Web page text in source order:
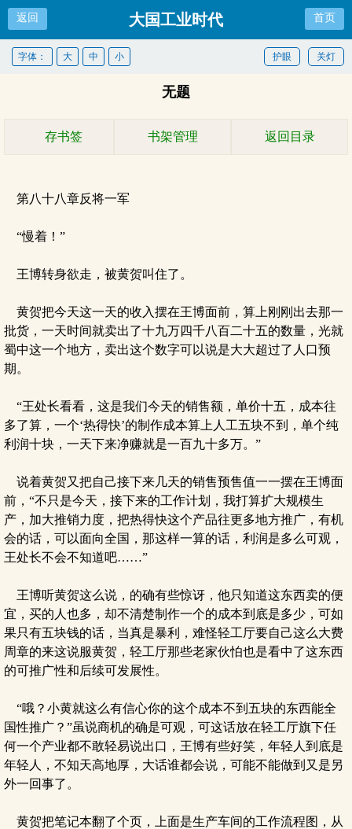
返回 大国工业时代 首页
关灯
护眼
字体： 大 中 小
无题
存书签 书架管理 返回目录
第八十八章反将一军
“慢着！”
王博转身欲走，被黄贺叫住了。
黄贺把今天这一天的收入摆在王博面前，算上刚刚出去那一
批货，一天时间就卖出了十九万四千八百二十五的数量，光就
蜀中这一个地方，卖出这个数字可以说是大大超过了人口预
期。
“王处长看看，这是我们今天的销售额，单价十五，成本往
多了算，一个‘热得快’的制作成本算上人工五块不到，单个纯
利润十块，一天下来净赚就是一百九十多万。”
说着黄贺又把自己接下来几天的销售预售值一一摆在王博面
前，“不只是今天，接下来的工作计划，我打算扩大规模生
产，加大推销力度，把热得快这个产品往更多地方推广，有机
会的话，可以面向全国，那这样一算的话，利润是多么可观，
王处长不会不知道吧……”
王博听黄贺这么说，的确有些惊讶，他只知道这东西卖的便
宜，买的人也多，却不清楚制作一个的成本到底是多少，可如
果只有五块钱的话，当真是暴利，难怪轻工厅要自己这么大费
周章的来这说服黄贺，轻工厅那些老家伙怕也是看中了这东西
的可推广性和后续可发展性。
“哦？小黄就这么有信心你的这个成本不到五块的东西能全
国性推广？”虽说商机的确是可观，可这话放在轻工厅旗下任
何一个产业都不敢轻易说出口，王博有些好笑，年轻人到底是
年轻人，不知天高地厚，大话谁都会说，可能不能做到又是另
外一回事了。
黄贺把笔记本翻了个页，上面是生产车间的工作流程图，从